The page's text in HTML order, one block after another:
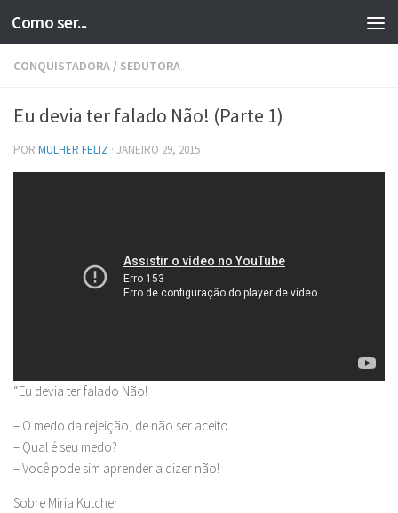
Skip to content
Como ser...
CONQUISTADORA / SEDUTORA
Eu devia ter falado Não! (Parte 1)
POR MULHER FELIZ · JANEIRO 29, 2015
“Eu devia ter falado Não!
– O medo da rejeição, de não ser aceito.
– Qual é seu medo?
– Você pode sim aprender a dizer não!
Sobre Miria Kutcher